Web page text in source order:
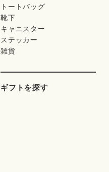
トートバッグ
靴下
キャニスター
ステッカー
雑貨
ギフトを探す